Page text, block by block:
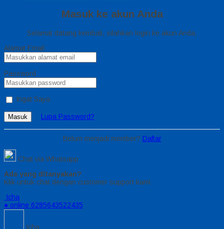
Masuk ke akun Anda
Selamat datang kembali, silahkan login ke akun Anda.
Alamat Email
Password
Ingat Saya
Masuk Lupa Password?
Belum menjadi member? Daftar
Chat via Whatsapp
Ada yang ditanyakan?
Klik untuk chat dengan customer support kami
Icha
● online 6285643522435
Icha